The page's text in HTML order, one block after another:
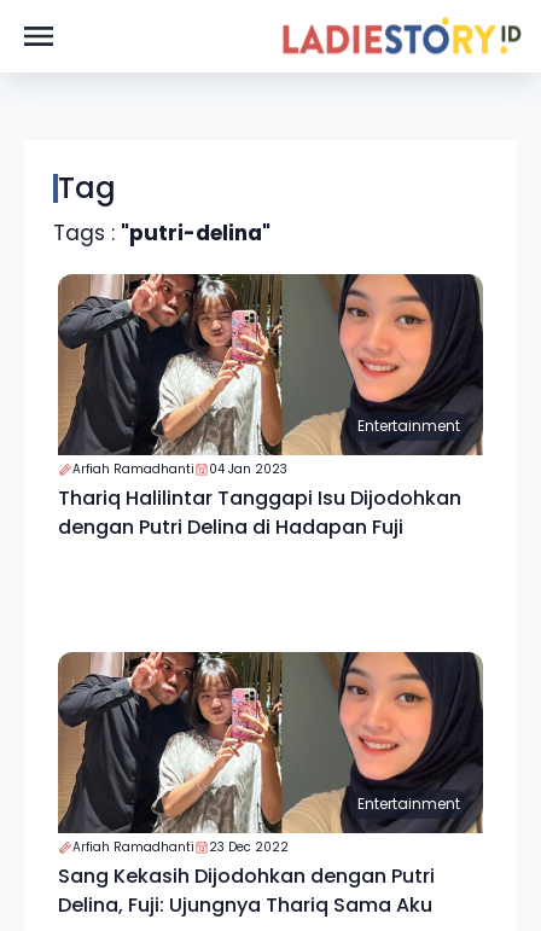
Tag
Tags : "putri-delina"
Entertainment
Arfiah Ramadhanti 04 Jan 2023
Thariq Halilintar Tanggapi Isu Dijodohkan
dengan Putri Delina di Hadapan Fuji
Entertainment
Arfiah Ramadhanti 23 Dec 2022
Sang Kekasih Dijodohkan dengan Putri
Delina, Fuji: Ujungnya Thariq Sama Aku